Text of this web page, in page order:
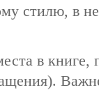
стилю, в
в книге,